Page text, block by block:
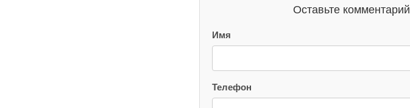
Оставьте комментарий
Имя
Телефон